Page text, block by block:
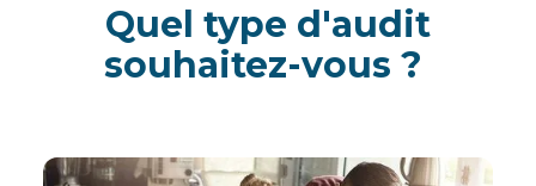
Quel type d'audit
souhaitez-vous ?